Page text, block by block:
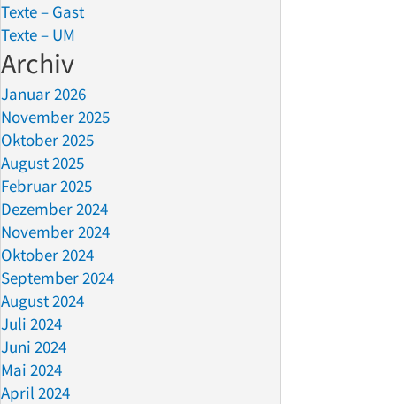
Texte – Gast
Texte – UM
Archiv
Januar 2026
November 2025
Oktober 2025
August 2025
Februar 2025
Dezember 2024
November 2024
Oktober 2024
September 2024
August 2024
Juli 2024
Juni 2024
Mai 2024
April 2024